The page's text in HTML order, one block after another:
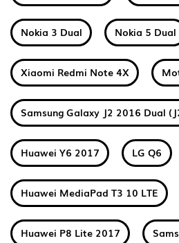
Nokia 3 Dual Nokia 5 Dual
Xiaomi Redmi Note 4X
Samsung Galaxy J2 2016 Dual
Huawei Y6 2017 LG Q6
Huawei MediaPad T3 10 LTE
Huawei P8 Lite 2017